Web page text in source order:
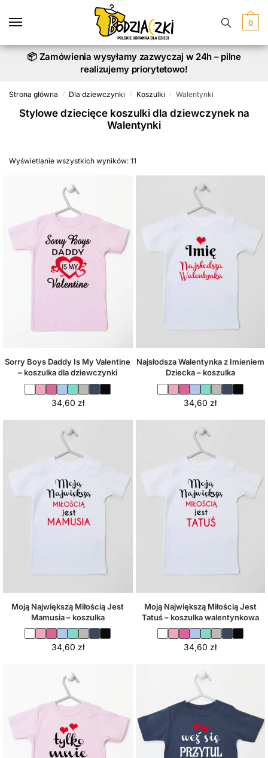
0
📦 Zamówienia wysyłamy zazwyczaj w 24h – pilne
realizujemy priorytetowo!
Strona główna / Dla dziewczynki / Koszulki / Walentynki
Stylowe dziecięce koszulki dla dziewczynek na
Walentynki
Wyświetlanie wszystkich wyników: 11
Sorry Boys Daddy Is My Valentine
– koszulka dla dziewczynki
34,60 zł
Najsłodsza Walentynka z Imieniem
Dziecka – koszulka
34,60 zł
Moją Największą Miłością Jest
Mamusia – koszulka
34,60 zł
Moją Największą Miłością Jest
Tatuś – koszulka walentynkowa
34,60 zł